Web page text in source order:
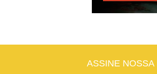
ASSINE